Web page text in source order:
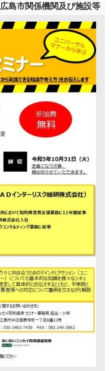
広島市関係機関及び施設等